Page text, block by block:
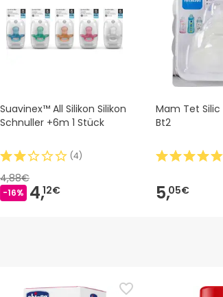
Suavinex™ All Silikon Silikon
Schnuller +6m 1 Stück
(4)
4,88€
-16% 4,12€
Mam Tet Silic
Bt2
5,05€